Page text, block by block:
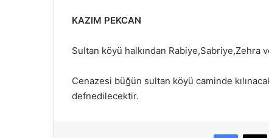
KAZIM PEKCAN
Sultan köyü halkından Rabiye,Sabriye,Zehra
Cenazesi büğün sultan köyü caminde
defnedilecektir.
X